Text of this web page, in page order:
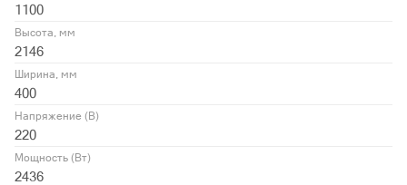
1100
Высота, мм
2146
Ширина, мм
400
Напряжение (В)
220
Мощность (Вт)
2436